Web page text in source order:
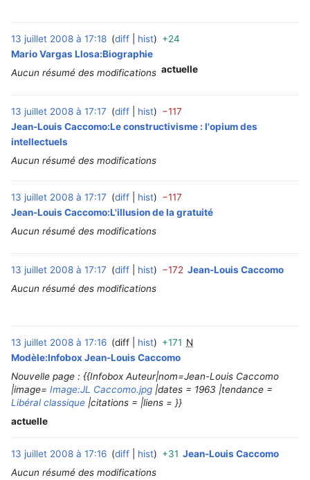
13 juillet 2008 à 17:18 diff hist +24
Mario Vargas Llosa:Biographie
Aucun résumé des modifications actuelle
13 juillet 2008 à 17:17 diff hist −117
Jean-Louis Caccomo:Le constructivisme : l'opium des
intellectuels
Aucun résumé des modifications
13 juillet 2008 à 17:17 diff hist −117
Jean-Louis Caccomo:L'illusion de la gratuité
Aucun résumé des modifications
13 juillet 2008 à 17:17 diff hist −172 Jean-Louis Caccomo
Aucun résumé des modifications
13 juillet 2008 à 17:16 diff hist +171 N
Modèle:Infobox Jean-Louis Caccomo
Nouvelle page : {{Infobox Auteur|nom=Jean-Louis Caccomo
|image= Image:JL Caccomo.jpg |dates = 1963 |tendance =
Libéral classique |citations = |liens = }}
actuelle
13 juillet 2008 à 17:16 diff hist +31 Jean-Louis Caccomo
Aucun résumé des modifications